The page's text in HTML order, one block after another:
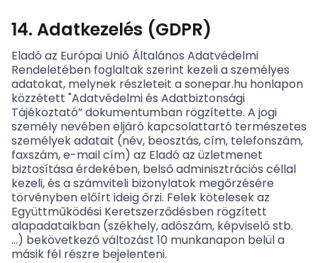
14. Adatkezelés (GDPR)
Eladó az Európai Unió Általános Adatvédelmi
Rendeletében foglaltak szerint kezeli a személyes
adatokat, melynek részleteit a sonepar.hu honlapon
közzétett "Adatvédelmi és Adatbiztonsági
Tájékoztató” dokumentumban rögzítette. A jogi
személy nevében eljáró kapcsolattartó természetes
személyek adatait (név, beosztás, cím, telefonszám,
faxszám, e-mail cím) az Eladó az üzletmenet
biztosítása érdekében, belső adminisztrációs céllal
kezeli, és a számviteli bizonylatok megőrzésére
törvényben előírt ideig őrzi. Felek kötelesek az
Együttműködési Keretszerződésben rögzített
alapadataikban (székhely, adószám, képviselő stb.
…) bekövetkező változást 10 munkanapon belül a
másik fél részre bejelenteni.